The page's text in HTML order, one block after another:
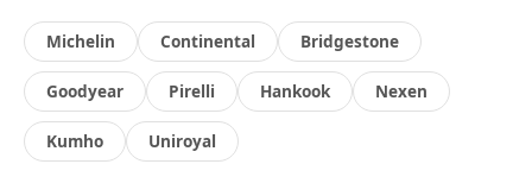
Michelin Continental Bridgestone
Goodyear Pirelli Hankook Nexen
Kumho Uniroyal